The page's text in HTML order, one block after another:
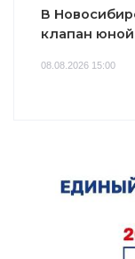
В
клапан
08.08.2026 15:00